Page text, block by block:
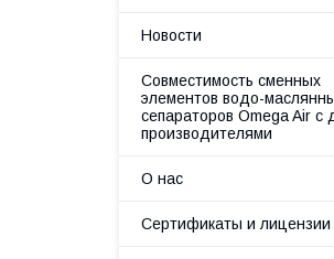
Новости
Совместимость сменных
элементов водо-
сепараторов Omega Air с
производителями
О нас
Сертификаты и лицензии